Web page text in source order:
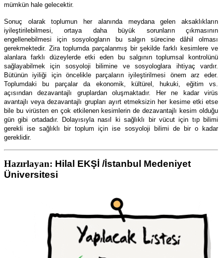
mümkün hale gelecektir.
Sonuç olarak toplumun her alanında meydana gelen aksaklıkların
iyileştirilebilmesi, ortaya daha büyük sorunların çıkmasının
engellenebilmesi için sosyologların bu salgın sürecine dâhil olması
gerekmektedir. Zira toplumda parçalanmış bir şekilde farklı kesimlere ve
alanlara farklı düzeylerde etki eden bu salgının toplumsal kontrolünü
sağlayabilmek için sosyoloji bilimine ve sosyologlara ihtiyaç vardır.
Bütünün iyiliği için öncelikle parçaların iyileştirilmesi önem arz eder.
Toplumdaki bu parçalar da ekonomik, kültürel, hukuki, eğitim vs.
açısından dezavantajlı gruplardan oluşmaktadır. Her ne kadar virüs
avantajlı veya dezavantajlı grupları ayırt etmeksizin her kesime etki etse
bile bu virüsten en çok etkilenen kesimlerin de dezavantajlı kesim olduğu
gün gibi ortadadır. Dolayısıyla nasıl ki sağlıklı bir vücut için tıp bilimi
gerekli ise sağlıklı bir toplum için ise sosyoloji bilimi de bir o kadar
gereklidir.
Hazırlayan: Hilal EKŞİ /İstanbul Medeniyet
Üniversitesi